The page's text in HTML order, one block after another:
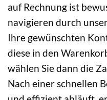
auf Rechnung ist
navigieren durch
Ihre gewünschten
diese in den
wählen Sie dann die
Nach einer schnellen